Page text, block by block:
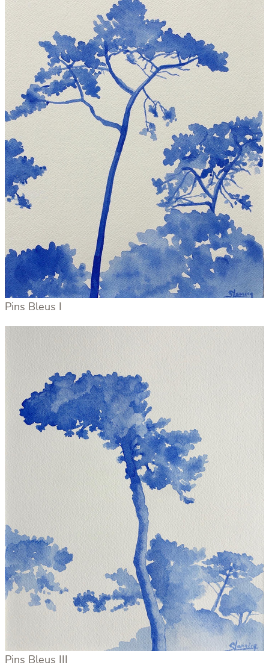
Pins Bleus I
Pins Bleus III